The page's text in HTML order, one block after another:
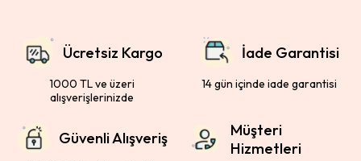
Ücretsiz Kargo
1000 TL ve üzeri
alışverişlerinizde
İade Garantisi
14 gün içinde iade garantisi
Güvenli Alışveriş
Müşteri
Hizmetleri